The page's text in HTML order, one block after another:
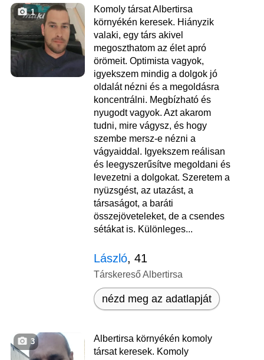
1
Komoly társat Albertirsa
környékén keresek. Hiányzik
valaki, egy társ akivel
megoszthatom az élet apró
örömeit. Optimista vagyok,
igyekszem mindig a dolgok jó
oldalát nézni és a megoldásra
koncentrálni. Megbízható és
nyugodt vagyok. Azt akarom
tudni, mire vágysz, és hogy
szembe mersz-e nézni a
vágyaiddal. Igyekszem reálisan
és leegyszerűsítve megoldani és
levezetni a dolgokat. Szeretem a
nyüzsgést, az utazást, a
társaságot, a baráti
összejöveteleket, de a csendes
sétákat is. Különleges...
László, 41
Társkereső Albertirsa
nézd meg az adatlapját
3
Albertirsa környékén komoly
társat keresek. Komoly